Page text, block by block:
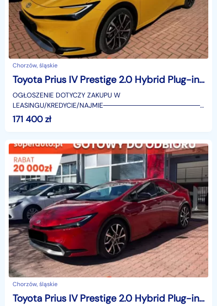
Chorzów, śląskie
Toyota Prius IV Prestige 2.0 Hybrid Plug-in Prestige 2.0 Hybrid Plug-in 223KM | Podgrzewane
OGŁOSZENIE DOTYCZY ZAKUPU W
LEASINGU/KREDYCIE/
SUPERAUTO.PL?✔ Lider ryn
171 400zł
Chorzów, śląskie
Toyota Prius IV Prestige 2.0 Hybrid Plug-in Prestige 2.0 Hybrid Plug-in 223KM | Podgrzewane